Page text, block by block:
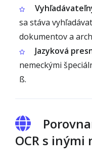
sa stáva
dokumentov a
Jazyková
nemeckými
ß.
OCR s